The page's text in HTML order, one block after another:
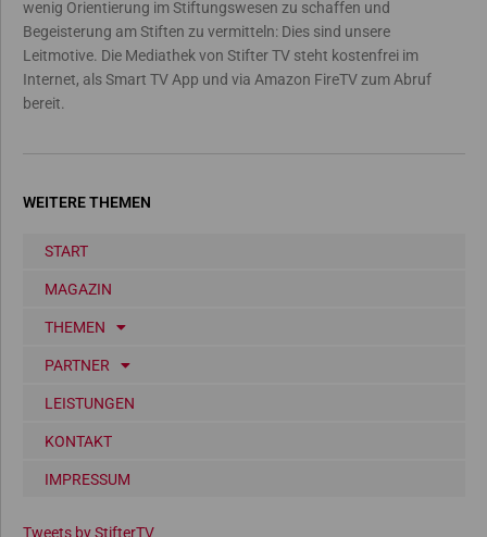
wenig Orientierung im Stiftungswesen zu schaffen und
Begeisterung am Stiften zu vermitteln: Dies sind unsere
Leitmotive. Die Mediathek von Stifter TV steht kostenfrei im
Internet, als Smart TV App und via Amazon FireTV zum Abruf
bereit.
WEITERE THEMEN
START
MAGAZIN
THEMEN
PARTNER
LEISTUNGEN
KONTAKT
IMPRESSUM
Tweets by StifterTV